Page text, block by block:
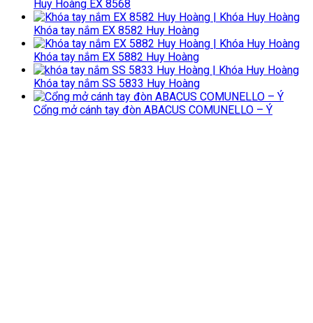
Huy Hoàng EX 8568
Khóa tay nắm EX 8582 Huy Hoàng
Khóa tay nắm EX 5882 Huy Hoàng
Khóa tay nắm SS 5833 Huy Hoàng
Cổng mở cánh tay đòn ABACUS COMUNELLO – Ý